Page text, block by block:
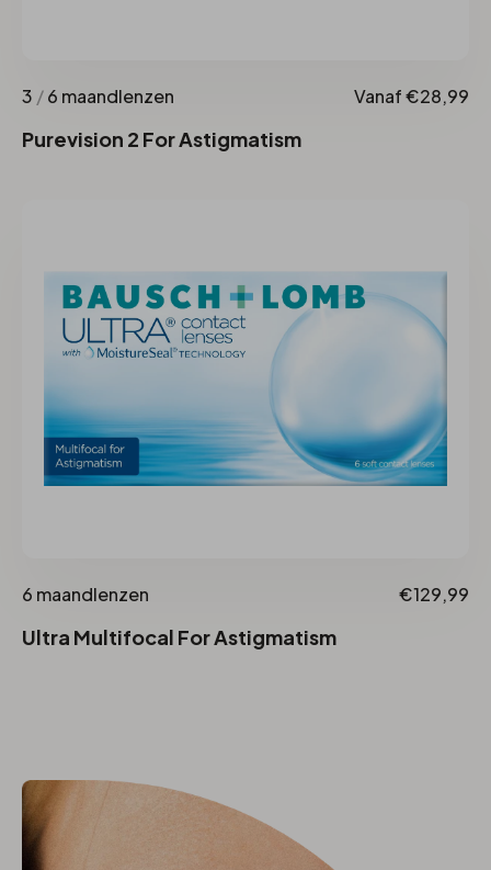
3 /6 maandlenzen Vanaf €28,99
Purevision 2 For Astigmatism
6 maandlenzen €129,99
Ultra Multifocal For Astigmatism